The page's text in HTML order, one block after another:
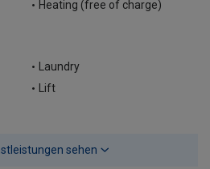
Heating (free of charge)
Laundry
Lift
sehen